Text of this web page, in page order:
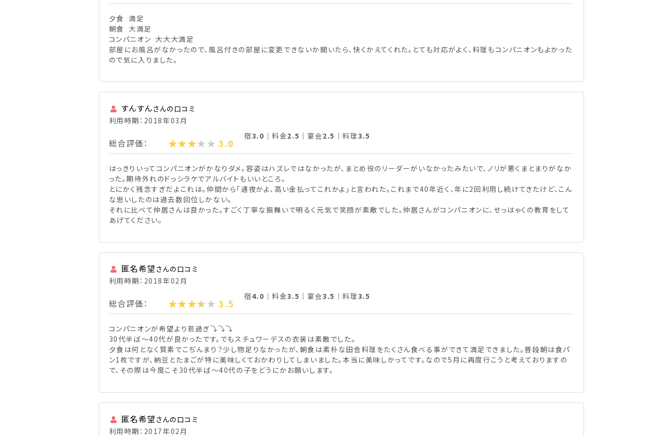
夕食 満足
朝食 大満足
コンパニオン 大大大満足
部屋にお風呂がなかったので、風呂付きの部屋に変更できないか聞いたら、快くかえてくれた。とても対応がよく、料理もコンパニオンもよかった
ので気に入りました。
すんすんさんの口コミ
利用時期：2018年03月
総合評価： 3.0
宿3.0 ｜料金2.5 ｜宴会2.5 ｜料理3.5
はっきりいってコンパニオンがかなりダメ。容姿はハズレではなかったが、まとめ役のリーダーがいなかったみたいで、ノリが悪くまとまりがなか
った。期待外れのドっシラケでアルバイトもいいところ。
とにかく残念すぎだよこれは。仲間から「通夜かよ、高い金払ってこれかよ」と言われた。これまで40年近く、年に2回利用し続けてきたけど、こん
な思いしたのは過去数回位しかない。
それに比べて仲居さんは良かった。すごく丁寧な振舞いで明るく元気で笑顔が素敵でした。仲居さんがコンパニオンに、せっはゃくの教育をして
あげてください。
匿名希望 さんの口コミ
利用時期：2018年02月
総合評価： 3.5
宿4.0 ｜料金3.5 ｜宴会3.5 ｜料理3.5
コンパニオンが希望より若過ぎ⤵⤵⤵
30代半ば～40代が良かったです。でもスチュワーデスの衣装は素敵でした。
夕食は何となく質素でこぢんまり？少し物足りなかったが、朝食は素朴な田舎料理をたくさん食べる事ができて満足できました。普段朝は食パ
ン1枚ですが、納豆とたまごが特に美味しくておかわりしてしまいました。本当に美味しかってです。なので5月に再度行こうと考えておりますの
で、その際は今度こそ30代半ば～40代の子をどうにかお願いします。
匿名希望 さんの口コミ
利用時期：2017年02月